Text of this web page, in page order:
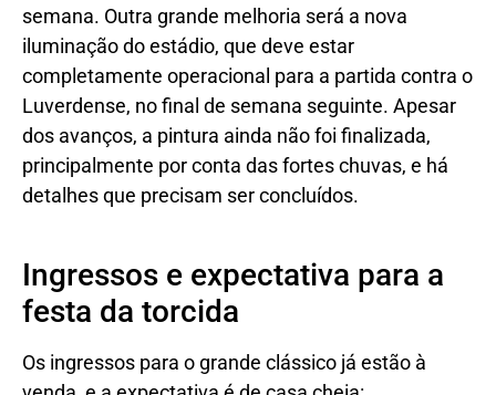
semana. Outra grande melhoria será a nova
iluminação do estádio, que deve estar
completamente operacional para a partida contra o
Luverdense, no final de semana seguinte. Apesar
dos avanços, a pintura ainda não foi finalizada,
principalmente por conta das fortes chuvas, e há
detalhes que precisam ser concluídos.
Ingressos e expectativa para a
festa da torcida
Os ingressos para o grande clássico já estão à